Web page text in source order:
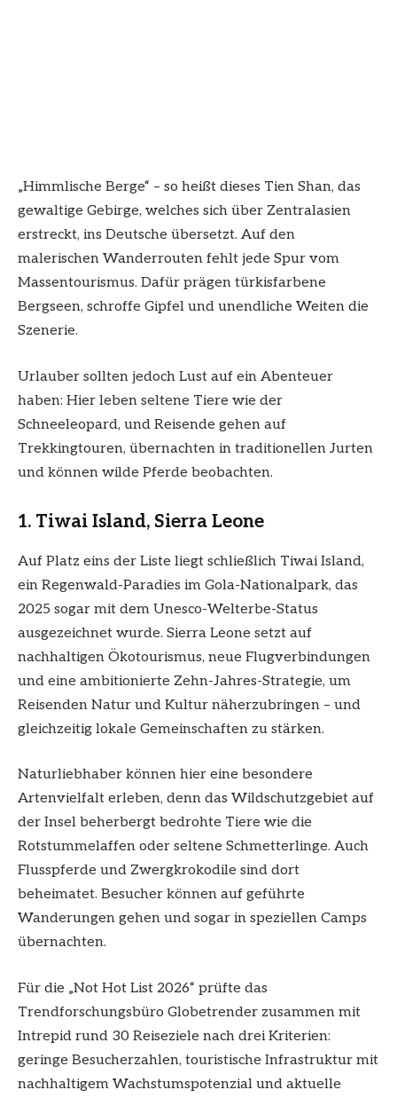
„Himmlische Berge“ – so heißt dieses Tien Shan, das
gewaltige Gebirge, welches sich über Zentralasien
erstreckt, ins Deutsche übersetzt. Auf den
malerischen Wanderrouten fehlt jede Spur vom
Massentourismus. Dafür prägen türkisfarbene
Bergseen, schroffe Gipfel und unendliche Weiten die
Szenerie.
Urlauber sollten jedoch Lust auf ein Abenteuer
haben: Hier leben seltene Tiere wie der
Schneeleopard, und Reisende gehen auf
Trekkingtouren, übernachten in traditionellen Jurten
und können wilde Pferde beobachten.
1. Tiwai Island, Sierra Leone
Auf Platz eins der Liste liegt schließlich Tiwai Island,
ein Regenwald-Paradies im Gola-Nationalpark, das
2025 sogar mit dem Unesco-Welterbe-Status
ausgezeichnet wurde. Sierra Leone setzt auf
nachhaltigen Ökotourismus, neue Flugverbindungen
und eine ambitionierte Zehn-Jahres-Strategie, um
Reisenden Natur und Kultur näherzubringen – und
gleichzeitig lokale Gemeinschaften zu stärken.
Naturliebhaber können hier eine besondere
Artenvielfalt erleben, denn das Wildschutzgebiet auf
der Insel beherbergt bedrohte Tiere wie die
Rotstummelaffen oder seltene Schmetterlinge. Auch
Flusspferde und Zwergkrokodile sind dort
beheimatet. Besucher können auf geführte
Wanderungen gehen und sogar in speziellen Camps
übernachten.
Für die „Not Hot List 2026“ prüfte das
Trendforschungsbüro Globetrender zusammen mit
Intrepid rund 30 Reiseziele nach drei Kriterien:
geringe Besucherzahlen, touristische Infrastruktur mit
nachhaltigem Wachstumspotenzial und aktuelle